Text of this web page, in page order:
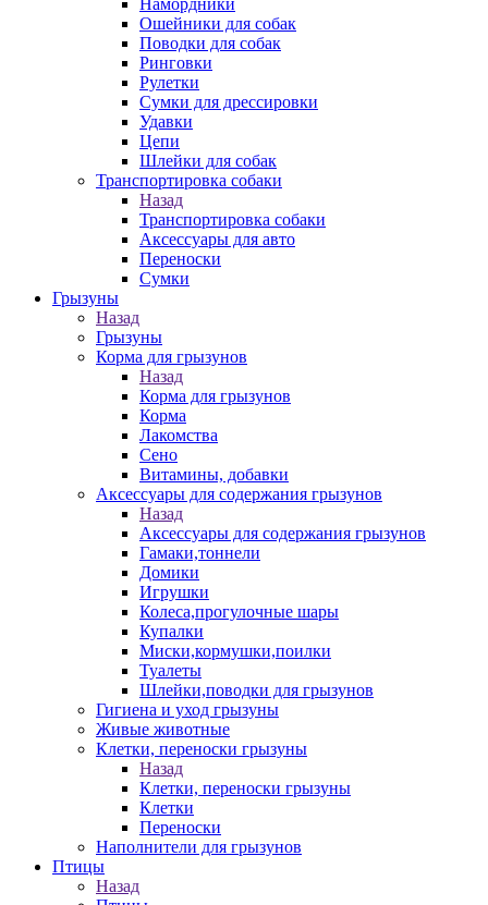
Намордники
Ошейники для собак
Поводки для собак
Ринговки
Рулетки
Сумки для дрессировки
Удавки
Цепи
Шлейки для собак
Транспортировка собаки
Назад
Транспортировка собаки
Аксессуары для авто
Переноски
Сумки
Грызуны
Назад
Грызуны
Корма для грызунов
Назад
Корма для грызунов
Корма
Лакомства
Сено
Витамины, добавки
Аксессуары для содержания грызунов
Назад
Аксессуары для содержания грызунов
Гамаки,тоннели
Домики
Игрушки
Колеса,прогулочные шары
Купалки
Миски,кормушки,поилки
Туалеты
Шлейки,поводки для грызунов
Гигиена и уход грызуны
Живые животные
Клетки, переноски грызуны
Назад
Клетки, переноски грызуны
Клетки
Переноски
Наполнители для грызунов
Птицы
Назад